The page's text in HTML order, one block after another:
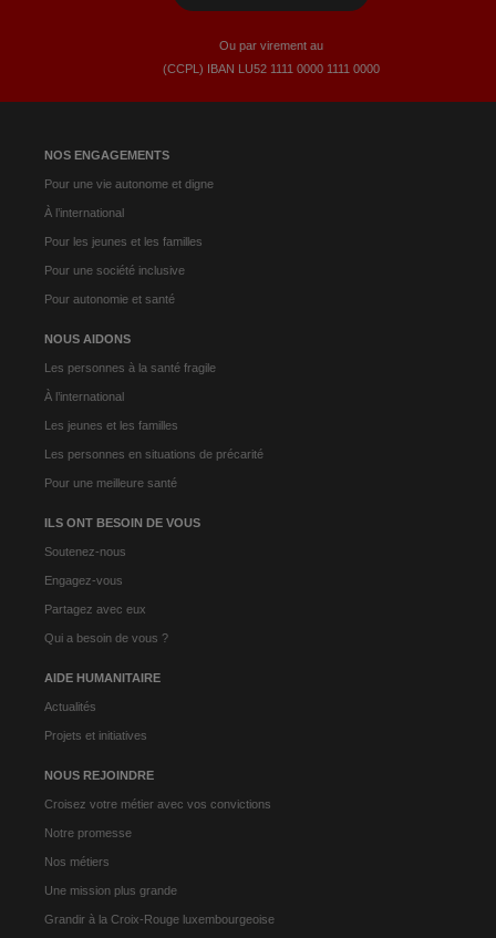
NOS ENGAGEMENTS
Pour une vie autonome et digne
À l’international
Pour les jeunes et les familles
Pour une société inclusive
Pour autonomie et santé
NOUS AIDONS
Les personnes à la santé fragile
À l’international
Les jeunes et les familles
Les personnes en situations de précarité
Pour une meilleure santé
ILS ONT BESOIN DE VOUS
Soutenez-nous
Engagez-vous
Partagez avec eux
Qui a besoin de vous ?
AIDE HUMANITAIRE
Actualités
Projets et initiatives
NOUS REJOINDRE
Croisez votre métier avec vos convictions
Notre promesse
Nos métiers
Une mission plus grande
Grandir à la Croix-Rouge luxembourgeoise
Ou par virement au
(CCPL) IBAN LU52​ 1111​ 0000​ 1111​ 0000